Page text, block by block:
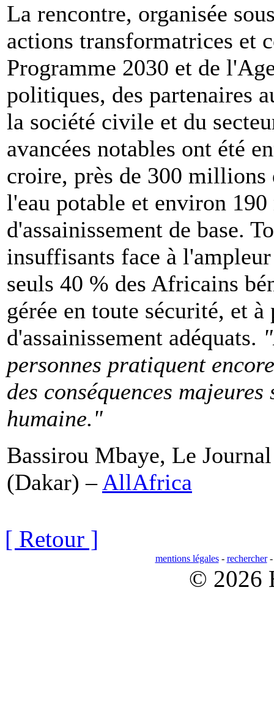
La rencontre, organisée
actions transformatrices et
Programme 2030 et de
politiques, des partenaires
la société civile et du
avancées notables ont été
croire, près de 300 millions
l'eau potable et environ
d'assainissement de base.
insuffisants face à
seuls 40 % des Africains
gérée en toute sécurité, et
d'assainissement adéquats.
personnes pratiquent
des conséquences
humaine."
Bassirou Mbaye, Le
(Dakar) –AllAfrica
[ Retour ]
mentions légales- rechercher
© 2026